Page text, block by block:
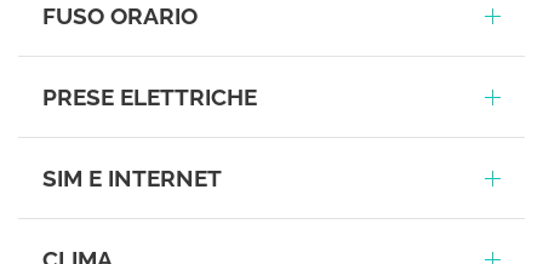
FUSO ORARIO
PRESE ELETTRICHE
SIM E INTERNET